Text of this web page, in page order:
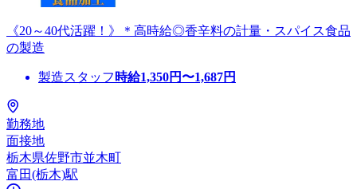
《20～40代活躍！》＊高時給◎香辛料の計量・スパイス食品
の製造
製造スタッフ 時給1,350円〜1,687円
勤務地
面接地
栃木県佐野市並木町
富田(栃木)駅